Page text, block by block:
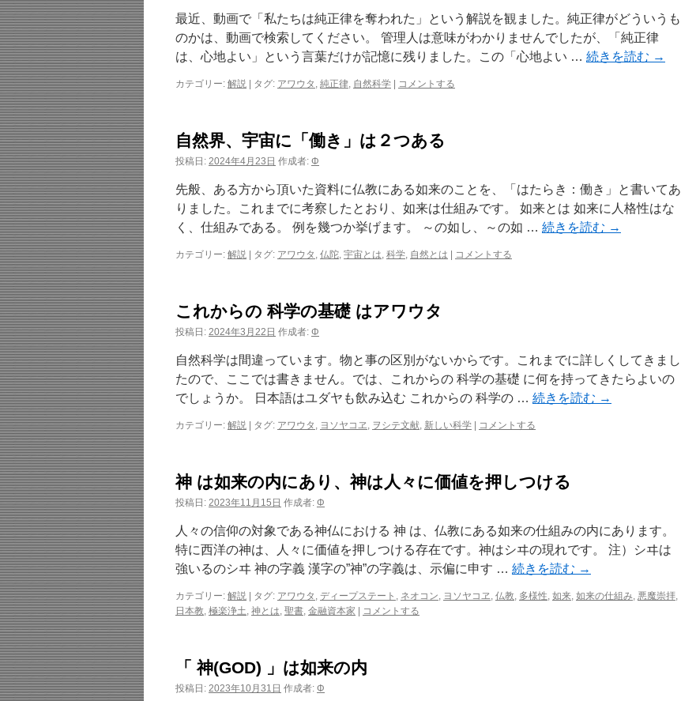
最近、動画で「私たちは純正律を奪われた」という解説を観ました。純正律がどういうも
のかは、動画で検索してください。 管理人は意味がわかりませんでしたが、「純正律
は、心地よい」という言葉だけが記憶に残りました。この「心地よい … 続きを読む →
カテゴリー: 解説 タグ: アワウタ , 純正律, 自然科学 コメントする
自然界、宇宙に「働き」は２つある
投稿日: 2024年4月23日 作成者: Φ
先般、ある方から頂いた資料に仏教にある如来のことを、「はたらき：働き」と書いてあ
りました。これまでに考察したとおり、如来は仕組みです。 如来とは 如来に人格性はな
く、仕組みである。 例を幾つか挙げます。 ～の如し、～の如 … 続きを読む →
カテゴリー: 解説 タグ: アワウタ , 仏陀, 宇宙とは, 科学, 自然とは コメントする
これからの 科学の基礎 はアワウタ
投稿日: 2024年3月22日 作成者: Φ
自然科学は間違っています。物と事の区別がないからです。これまでに詳しくしてきまし
たので、ここでは書きません。では、これからの 科学の基礎 に何を持ってきたらよいの
でしょうか。 日本語はユダヤも飲み込む これからの 科学の … 続きを読む →
カテゴリー: 解説 タグ: アワウタ , ヨソヤコヱ, ヲシテ文献, 新しい科学 コメントする
神 は如来の内にあり、神は人々に価値を押しつける
投稿日: 2023年11月15日 作成者: Φ
人々の信仰の対象である神仏における 神 は、仏教にある如来の仕組みの内にあります。
特に西洋の神は、人々に価値を押しつける存在です。神はシヰの現れです。 注）シヰは
強いるのシヰ 神の字義 漢字の”神”の字義は、示偏に申す … 続きを読む →
カテゴリー: 解説 タグ: アワウタ , ディープステート , ネオコン, ヨソヤコヱ, 仏教, 多様性, 如来, 如来の仕組み, 悪魔崇拝,
日本教, 極楽浄土, 神とは, 聖書, 金融資本家 コメントする
「 神(GOD) 」は如来の内
投稿日: 2023年10月31日 作成者: Φ